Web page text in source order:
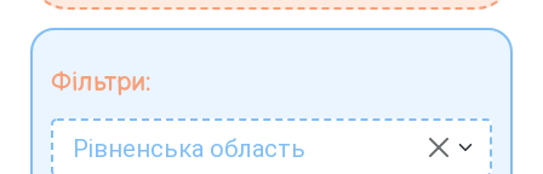
Фільтри:
Рівненська область